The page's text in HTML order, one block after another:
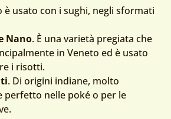
è usato con i sughi, negli sformati
Nano. È una varietà pregiata che
in Veneto ed è usato
i risotti.
. Di origini indiane, molto
perfetto nelle poké o per le